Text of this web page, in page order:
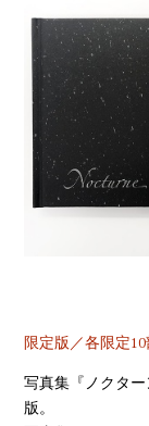
限定版／各限定
写真集『ノクタ
版。
PRIVACY
GALLERY